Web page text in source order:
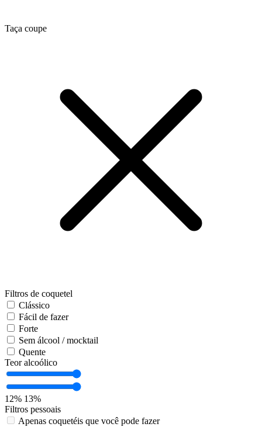
Taça coupe
Filtros de coquetel
Clássico
Fácil de fazer
Forte
Sem álcool / mocktail
Quente
Teor alcoólico
12% 13%
Filtros pessoais
Apenas coquetéis que você pode fazer